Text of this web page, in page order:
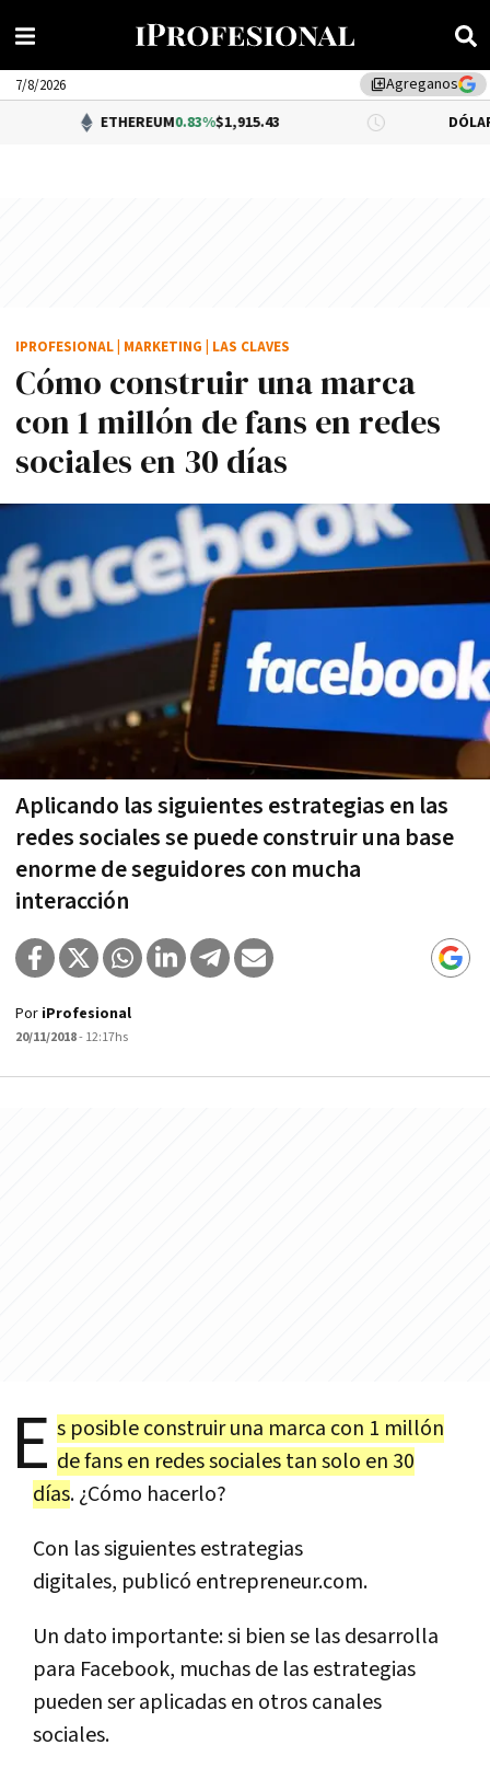
library_addAgreganos
7/8/2026
ETHEREUM0.83%$1,915.43 DÓLAR BNA
Cómo construir una marca
con 1 millón de fans en redes
sociales en 30 días
Aplicando las siguientes estrategias en las
redes sociales se puede construir una base
enorme de seguidores con mucha
interacción
IPROFESIONAL MARKETING LAS CLAVES
Por iProfesional
20/11/2018- 12:17hs
E s posible construir una marca con 1 millón
de fans en redes sociales tan solo en 30
días. ¿Cómo hacerlo?
Con las siguientes estrategias
digitales, publicó entrepreneur.com.
Un dato importante: si bien se las desarrolla
para Facebook, muchas de las estrategias
pueden ser aplicadas en otros canales
sociales.